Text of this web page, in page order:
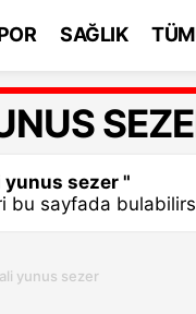
SAĞLIK
yunus sezer "
bu sayfada
yunus sezer